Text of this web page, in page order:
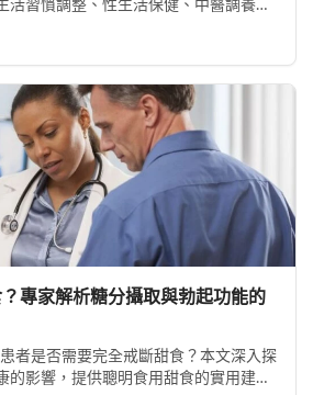
活習慣調整、性生活保健、中醫調養及
專家解析糖分攝取與勃起功能的
者是否需要完全戒斷甜食？本文深入探
的影響，提供聰明食用甜食的實用建